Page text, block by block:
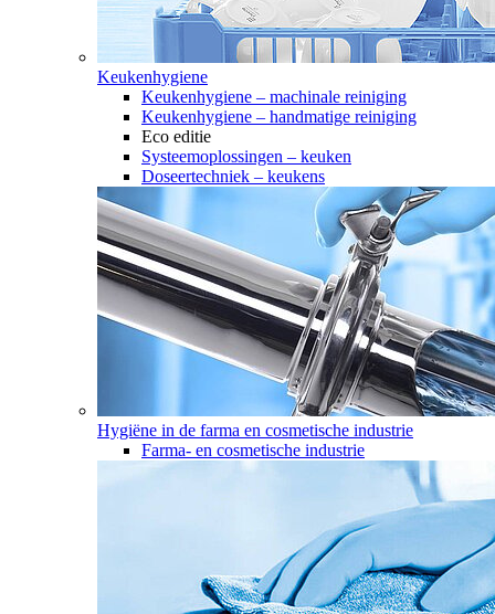
Keukenhygiene
Keukenhygiene – machinale reiniging
Keukenhygiene – handmatige reiniging
Eco editie
Systeemoplossingen – keuken
Doseertechniek – keukens
Hygiëne in de farma en cosmetische industrie
Farma- en cosmetische industrie